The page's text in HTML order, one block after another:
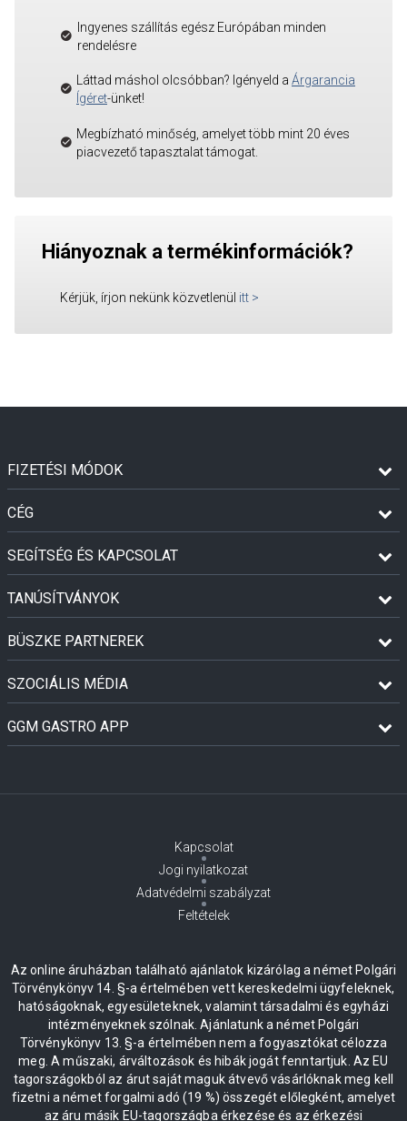
Ingyenes szállítás egész Európában minden
rendelésre
Láttad máshol olcsóbban? Igényeld a Árgarancia
Ígéret-ünket!
Megbízható minőség, amelyet több mint 20 éves
piacvezető tapasztalat támogat.
Hiányoznak a termékinformációk?
Kérjük, írjon nekünk közvetlenül itt >
FIZETÉSI MÓDOK
CÉG
SEGÍTSÉG ÉS KAPCSOLAT
TANÚSÍTVÁNYOK
BÜSZKE PARTNEREK
SZOCIÁLIS MÉDIA
GGM GASTRO APP
Kapcsolat
Jogi nyilatkozat
Adatvédelmi szabályzat
Feltételek
Az online áruházban található ajánlatok kizárólag a német Polgári
Törvénykönyv 14. §-a értelmében vett kereskedelmi ügyfeleknek,
hatóságoknak, egyesületeknek, valamint társadalmi és egyházi
intézményeknek szólnak. Ajánlatunk a német Polgári
Törvénykönyv 13. §-a értelmében nem a fogyasztókat célozza
meg. A műszaki, árváltozások és hibák jogát fenntartjuk. Az EU
tagországokból az árut saját maguk átvevő vásárlóknak meg kell
fizetni a német forgalmi adó (19 %) összegét előlegként, amelyet
az áru másik EU-tagországba érkezése és az érkezési